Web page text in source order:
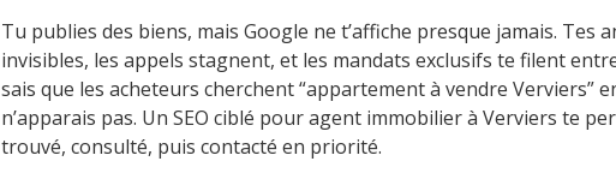
Tu publies des biens, mais Google ne t’affiche presque jamais. Tes
invisibles, les appels stagnent, et les mandats exclusifs te filent
sais que les acheteurs cherchent “appartement à vendre Verviers”
n’apparais pas. Un SEO ciblé pour agent immobilier à Verviers te
trouvé, consulté, puis contacté en priorité.